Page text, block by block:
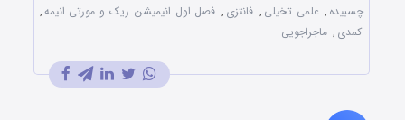
چسبیده , علمی تخیلی , فانتزی , فصل اول انیمیشن ریک و مورتی انیمه,
کمدی , ماجراجویی